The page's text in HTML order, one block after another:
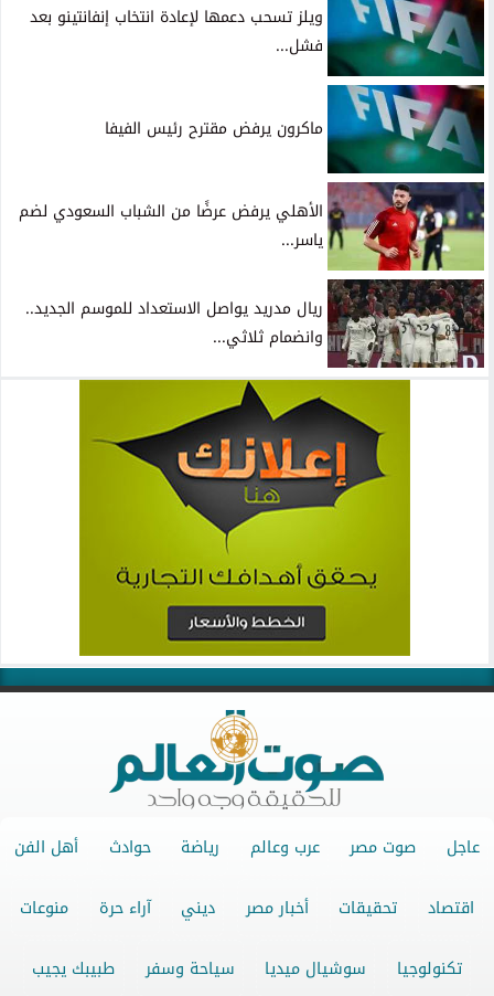
ويلز تسحب دعمها لإعادة انتخاب إنفانتينو بعد
فشل...
ماكرون يرفض مقترح رئيس الفيفا
الأهلي يرفض عرضًا من الشباب السعودي لضم
ياسر...
ريال مدريد يواصل الاستعداد للموسم الجديد..
وانضمام ثلاثي...
عاجل صوت مصر عرب وعالم رياضة حوادث أهل الفن
اقتصاد تحقيقات أخبار مصر ديني آراء حرة منوعات
تكنولوجيا سوشيال ميديا سياحة وسفر طبيبك يجيب